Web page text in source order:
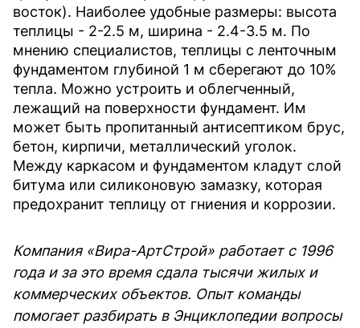
восток). Наиболее удобные размеры: высота
теплицы - 2-2.5 м, ширина - 2.4-3.5 м. По
мнению специалистов, теплицы с ленточным
фундаментом глубиной 1 м сберегают до 10%
тепла. Можно устроить и облегченный,
лежащий на поверхности фундамент. Им
может быть пропитанный антисептиком брус,
бетон, кирпичи, металлический уголок.
Между каркасом и фундаментом кладут слой
битума или силиконовую замазку, которая
предохранит теплицу от гниения и коррозии.
Компания «Вира-АртСтрой» работает с 1996
года и за это время сдала тысячи жилых и
коммерческих объектов. Опыт команды
помогает разбирать в Энциклопедии вопросы